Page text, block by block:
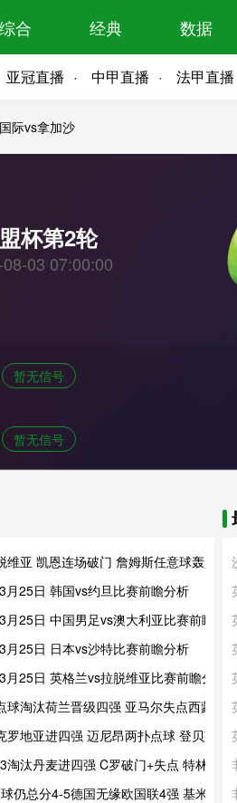
综合 经典 数据
亚冠直播 中甲直播 法甲直播
际vs拿加沙
杯第2轮
03 07:00:00
暂无信号
暂无信号
维亚 凯恩连场破门 詹姆斯任意球轰入世
月25日 韩国vs约旦比赛前瞻分析
月25日 中国男足vs澳大利亚比赛前瞻分
月25日 日本vs沙特比赛前瞻分析
25日 英格兰vs拉脱维亚比赛前瞻分析
球淘汰荷兰晋级四强 亚马尔失点西蒙立
罗地亚进四强 迈尼昂两扑点球 登贝莱破
淘汰丹麦进四强 C罗破门+失点 特林康双
仍总分4-5德国无缘欧国联4强 基米希一